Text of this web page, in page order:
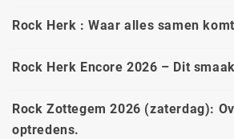
Rock Herk : Waar alles samen
Rock Herk Encore 2026 – Dit
Rock Zottegem 2026 (zaterdag):
optredens.